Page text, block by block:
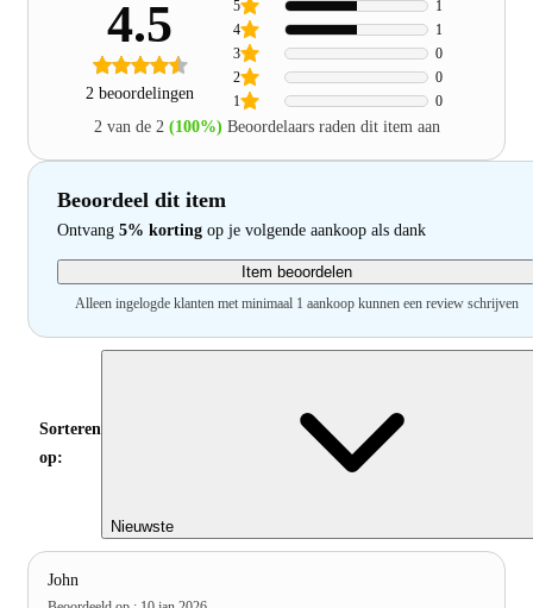
4.5
2 beoordelingen 1 0
2 0
3 0
4 1
5 1
2 van de 2 (100%) Beoordelaars raden dit item aan
Beoordeel dit item
Ontvang 5% korting op je volgende aankoop als dank
Item beoordelen
Alleen ingelogde klanten met minimaal 1 aankoop kunnen een review schrijven
Sorteren
op:
Nieuwste
John